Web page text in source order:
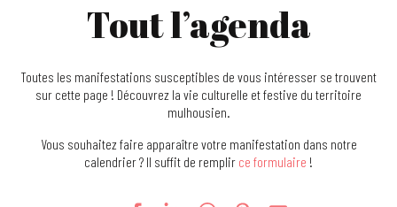
Tout l’agenda
Toutes les manifestations susceptibles de vous intéresser se trouvent
sur cette page ! Découvrez la vie culturelle et festive du territoire
mulhousien.
Vous souhaitez faire apparaître votre manifestation dans notre
calendrier ? Il suffit de remplir ce formulaire !